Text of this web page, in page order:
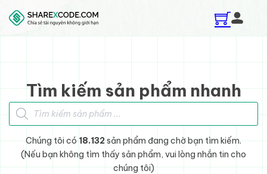
Skip to main content
Skip to footer
Tìm kiếm sản phẩm nhanh
Tìm kiếm sản phẩm
Chúng tôi có 18.132sản phẩm đang chờ bạn tìm kiếm.
(Nếu bạn không tìm thấy sản phẩm, vui lòng nhắn tin cho
chúng tôi)